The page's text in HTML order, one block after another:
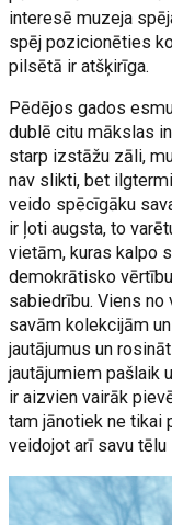
interesē muzeja
spēj pozicionēties
pilsētā ir atšķirīga.
Pēdējos gados
dublē citu mākslas
starp izstāžu zāli,
nav slikti, bet
veido spēcīgāku
ir ļoti augsta, to
vietām, kuras kalpo
demokrātisko
sabiedrību. Viens
savām kolekcijām
jautājumus un
jautājumiem pašlaik
ir aizvien vairāk
tam jānotiek ne tikai
veidojot arī savu tēlu